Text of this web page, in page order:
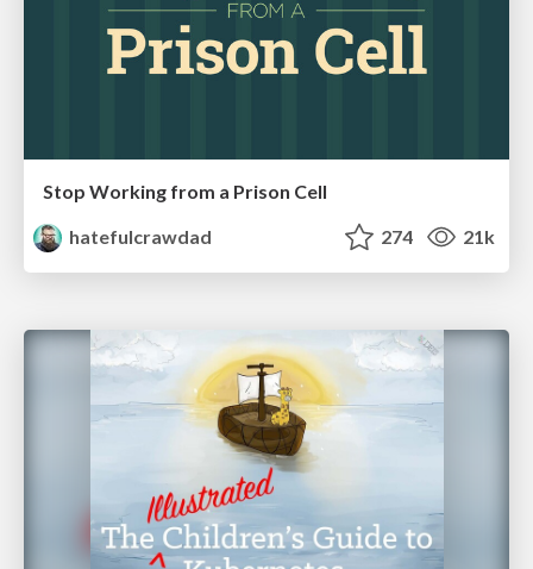
Stop Working from a Prison Cell
hatefulcrawdad
274 21k